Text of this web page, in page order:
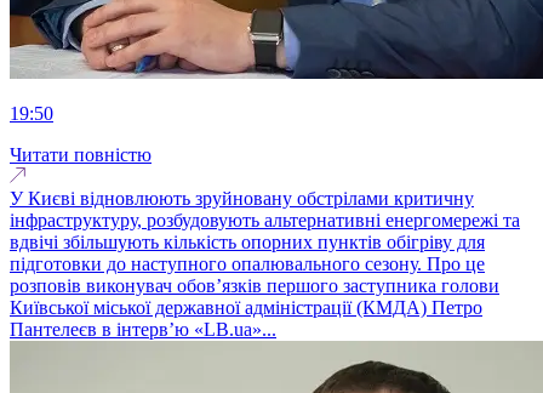
19:50
Читати повністю
У Києві відновлюють зруйновану обстрілами критичну
інфраструктуру, розбудовують альтернативні енергомережі та
вдвічі збільшують кількість опорних пунктів обігріву для
підготовки до наступного опалювального сезону. Про це
розповів виконувач обовʼязків першого заступника голови
Київської міської державної адміністрації (КМДА) Петро
Пантелеєв в інтервʼю «LB.ua»...